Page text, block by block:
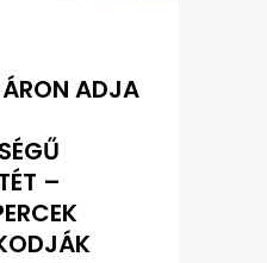
ÁRON ADJA
–